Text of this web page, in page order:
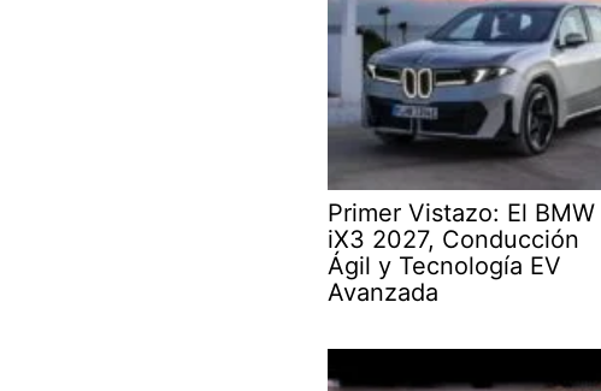
Primer Vistazo: El BMW
iX3 2027, Conducción
Ágil y Tecnología EV
Avanzada